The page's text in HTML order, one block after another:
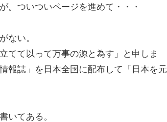
。ついついページを進めて・・・
ない。
てて以って万事の源と為す」と申しま
報誌」を日本全国に配布して「日本を元
いてある。